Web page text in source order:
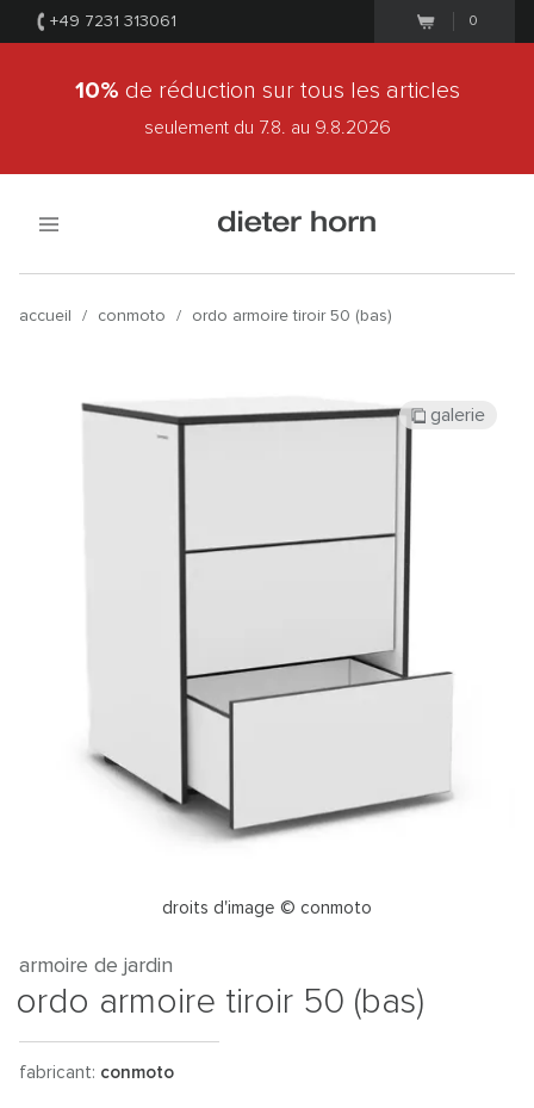
+49 7231 313061 0
10% de réduction sur tous les articles
seulement du 7.8. au 9.8.2026
accueil / conmoto / ordo armoire tiroir 50 (bas)
droits d'image © conmoto
galerie
armoire de jardin
ordo armoire tiroir 50 (bas)
fabricant: conmoto